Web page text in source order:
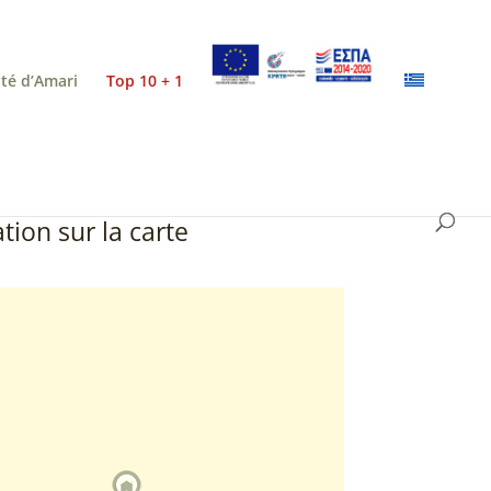
d’Amari Top 10 + 1
sur la carte